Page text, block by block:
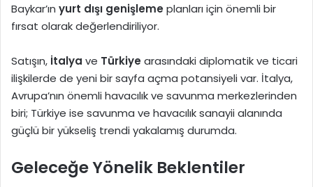
Baykar’ın yurt dışı genişlemeplanları için önemli bir
fırsat olarak değerlendiriliyor.
Satışın, İtalya ve Türkiyearasındaki diplomatik ve ticari
ilişkilerde de yeni bir sayfa açma potansiyeli var. İtalya,
Avrupa’nın önemli havacılık ve savunma merkezlerinden
biri; Türkiye ise savunma ve havacılık sanayii alanında
güçlü bir yükseliş trendi yakalamış durumda.
Geleceğe Yönelik Beklentiler